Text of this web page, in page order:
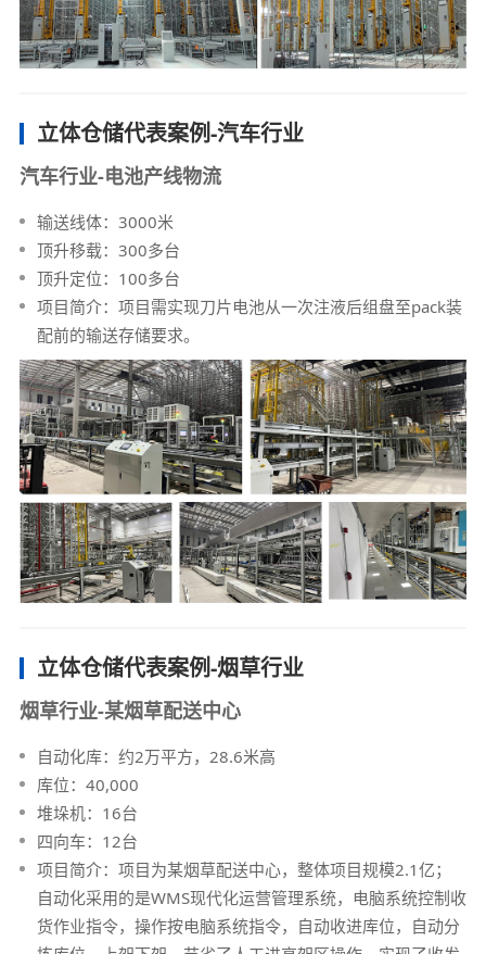
立体仓储代表案例-汽车行业
汽车行业-电池产线物流
输送线体：3000米
顶升移载：300多台
顶升定位：100多台
项目简介：项目需实现刀片电池从一次注液后组盘至pack装
配前的输送存储要求。
立体仓储代表案例-烟草行业
烟草行业-某烟草配送中心
自动化库：约2万平方，28.6米高
库位：40,000
堆垛机：16台
四向车：12台
项目简介：项目为某烟草配送中心，整体项目规模2.1亿；
自动化采用的是WMS现代化运营管理系统，电脑系统控制收
货作业指令，操作按电脑系统指令，自动收进库位，自动分